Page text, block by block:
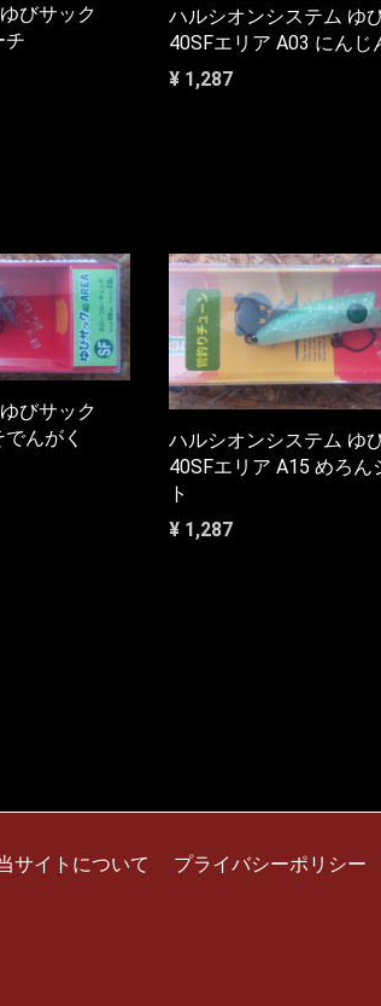
びサック
チ
ハルシオンシステム ゆ
40SFエリア A03 にんじ
¥ 1,287
びサック
んがく
ハルシオンシステム ゆ
40SFエリア A15 めろん
ト
¥ 1,287
サイトについて
プライバシーポリシー